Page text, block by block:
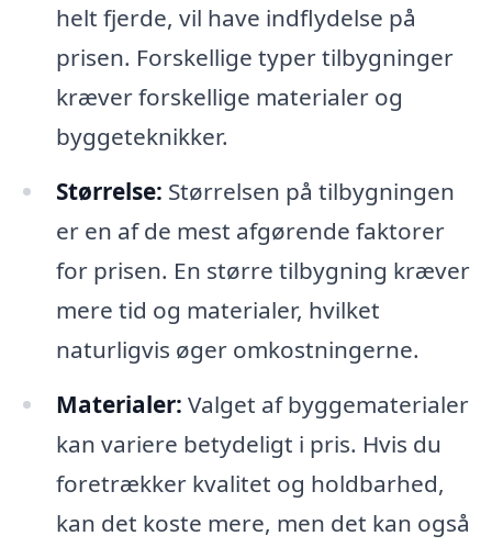
helt fjerde, vil have indflydelse på
prisen. Forskellige typer tilbygninger
kræver forskellige materialer og
byggeteknikker.
Størrelse: Størrelsen på tilbygningen
er en af de mest afgørende faktorer
for prisen. En større tilbygning kræver
mere tid og materialer, hvilket
naturligvis øger omkostningerne.
Materialer: Valget af byggematerialer
kan variere betydeligt i pris. Hvis du
foretrækker kvalitet og holdbarhed,
kan det koste mere, men det kan også